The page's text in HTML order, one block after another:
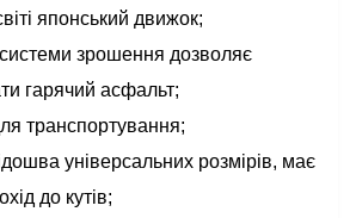
японський движок;
зрошення дозволяє
гарячий асфальт;
транспортування;
універсальних розмірів, має
до кутів;